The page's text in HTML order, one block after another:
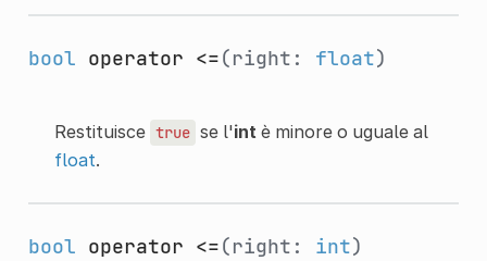
bool operator <=(right: float)
Restituisce true se l'intè minore o uguale al
float.
bool operator <=(right: int)